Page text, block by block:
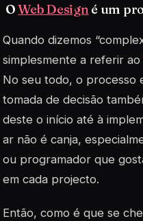
OWeb Design é um
Quando dizemos
simplesmente a referir ao
No seu todo, o processo
tomada de decisão
deste o início até à
ar não é canja,
ou programador que
em cada projecto.
Então, como é que se